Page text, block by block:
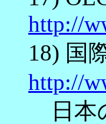
http://
18) 国
http://
日本